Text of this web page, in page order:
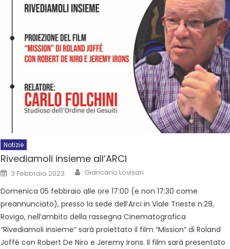
Notizie
Rivediamoli insieme all’ARCI
3 Febbraio 2023 Giancarlo Lovisari
Domenica 05 febbraio alle ore 17:00 (e non 17:30 come
preannunciato), presso la sede dell’Arci in Viale Trieste n.29,
Rovigo, nell’ambito della rassegna Cinematografica
“Rivediamoli insieme” sarà proiettato il film “Mission” di Roland
Joffé con Robert De Niro e Jeremy Irons. Il film sarà presentato